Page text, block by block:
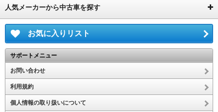
人気メーカーから中古車を探す
お気に入りリスト
サポートメニュー
お問い合わせ
利用規約
個人情報の取り扱いについて